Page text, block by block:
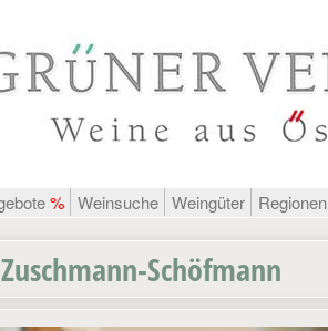
% Weinsuche Weingüter Regionen
Schöfmann